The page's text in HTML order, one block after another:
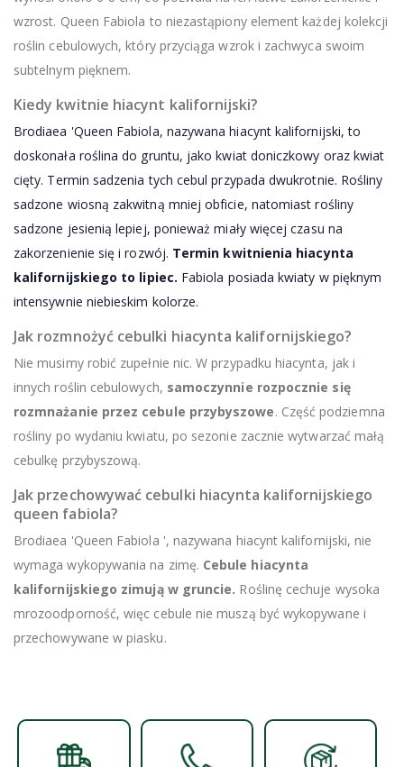
wzrost. Queen Fabiola to niezastąpiony element każdej kolekcji
roślin cebulowych, który przyciąga wzrok i zachwyca swoim
subtelnym pięknem.
Kiedy kwitnie hiacynt kalifornijski?
Brodiaea 'Queen Fabiola, nazywana hiacynt kalifornijski, to
doskonała roślina do gruntu, jako kwiat doniczkowy oraz kwiat
cięty. Termin sadzenia tych cebul przypada dwukrotnie. Rośliny
sadzone wiosną zakwitną mniej obficie, natomiast rośliny
sadzone jesienią lepiej, ponieważ miały więcej czasu na
zakorzenienie się i rozwój. Termin kwitnienia hiacynta
kalifornijskiego to lipiec. Fabiola posiada kwiaty w pięknym
intensywnie niebieskim kolorze.
Jak rozmnożyć cebulki hiacynta kalifornijskiego?
Nie musimy robić zupełnie nic. W przypadku hiacynta, jak i
innych roślin cebulowych, samoczynnie rozpocznie się
rozmnażanie przez cebule przybyszowe. Część podziemna
rośliny po wydaniu kwiatu, po sezonie zacznie wytwarzać małą
cebulkę przybyszową.
Jak przechowywać cebulki hiacynta kalifornijskiego
queen fabiola?
Brodiaea 'Queen Fabiola ', nazywana hiacynt kalifornijski, nie
wymaga wykopywania na zimę. Cebule hiacynta
kalifornijskiego zimują w gruncie. Roślinę cechuje wysoka
mrozoodporność, więc cebule nie muszą być wykopywane i
przechowywane w piasku.